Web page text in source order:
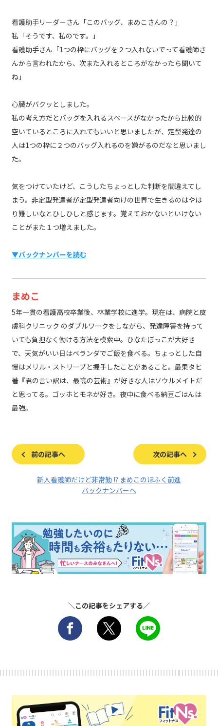
看護助手リーダーさん「このバッグ、まめこさんの？」
私「そうです、私のです。」
看護助手さん「1つの枠にバッグを２つ入れないでって看護師さ
んから言われたから、次また入れるところがなかったら聞いて
ね」
心臓がバクッとしました。
私の考え方だとバッグを入れるスペースがなかったから比較的
空いているところに入れてもいいと思いましたが、定型発達の
人は1つの枠に２つのバッグ入れるのを嫌がるのだなと思いまし
た。
気をつけていたけど、こうしたちょっとした判断を間違えてし
まう。非定型発達者が定型発達者向けの世界で生きるのはやは
り難しいなとひしひしと感じます。覚えておかないといけない
ことがまた１つ増えました。
▼バックナンバーを読む
まめこ
5年一貫の看護高校卒業後、林業学校に進学。現在は、病院と皮
膚科クリニック のダブルワークをしながら、発達障害を持って
いても負担なく働ける方法を模索中。ひなたぼっこが大好き
で、天気がいい日はベランダでご飯を食べる。ちょっとした自
慢はメリル・ストリープと握手したことがあること。最果タヒ
著『君の言い訳は、最高の芸術』が好きな人はソウルメイトだ
と思ってる。ゴッホとモネが好き。夜中に食べる納豆ごはんは
最強。
前の記事へ 次の記事へ
新人看護師だけど非常勤 !? まめこのほふく前進
バックナンバーへ
＼この記事をシェアする／